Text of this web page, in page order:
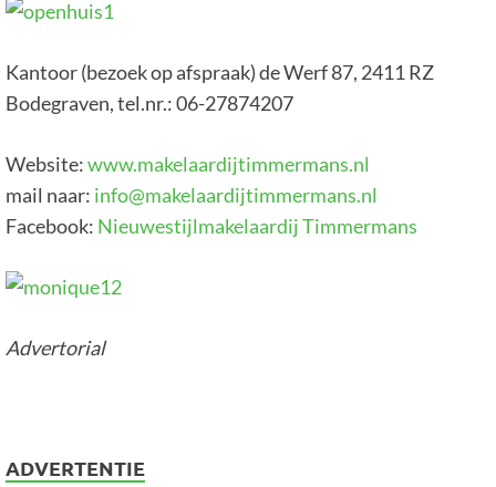
Kantoor (bezoek op afspraak) de Werf 87, 2411 RZ
Bodegraven, tel.nr.: 06-27874207
Website:www.makelaardijtimmermans.nl
mail naar: info@makelaardijtimmermans.nl
Facebook: Nieuwestijlmakelaardij Timmermans
Advertorial
ADVERTENTIE